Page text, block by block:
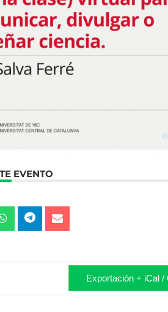
EVENTO
Exportación + iCal /